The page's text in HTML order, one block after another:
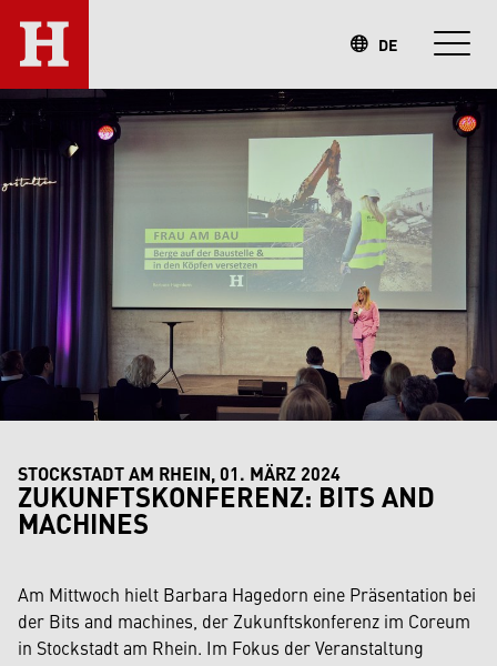
DE
STOCKSTADT AM RHEIN, 01. MÄRZ 2024
ZUKUNFTSKONFERENZ: BITS AND
MACHINES
Am Mittwoch hielt Barbara Hagedorn eine Präsentation bei
der Bits and machines, der Zukunftskonferenz im Coreum
in Stockstadt am Rhein. Im Fokus der Veranstaltung